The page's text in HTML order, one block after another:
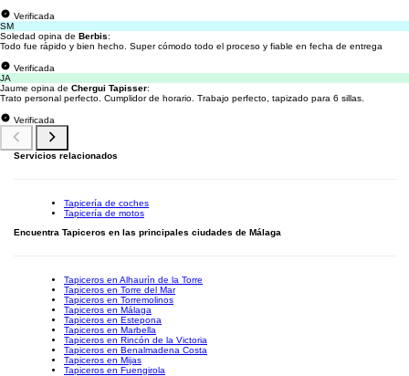
Verificada
SM
Soledad opina de Berbis:
Todo fue rápido y bien hecho. Super cómodo todo el proceso y fiable en fecha de entrega
Verificada
JA
Jaume opina de Chergui Tapisser:
Trato personal perfecto. Cumplidor de horario. Trabajo perfecto, tapizado para 6 sillas.
Verificada
Servicios relacionados
Tapicería de coches
Tapicería de motos
Encuentra Tapiceros en las principales ciudades de Málaga
Tapiceros en Alhaurín de la Torre
Tapiceros en Torre del Mar
Tapiceros en Torremolinos
Tapiceros en Málaga
Tapiceros en Estepona
Tapiceros en Marbella
Tapiceros en Rincón de la Victoria
Tapiceros en Benalmadena Costa
Tapiceros en Mijas
Tapiceros en Fuengirola